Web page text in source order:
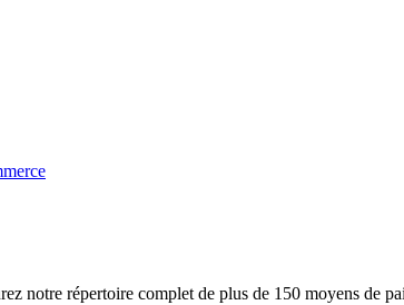
notre répertoire complet de plus de 150 moyens de